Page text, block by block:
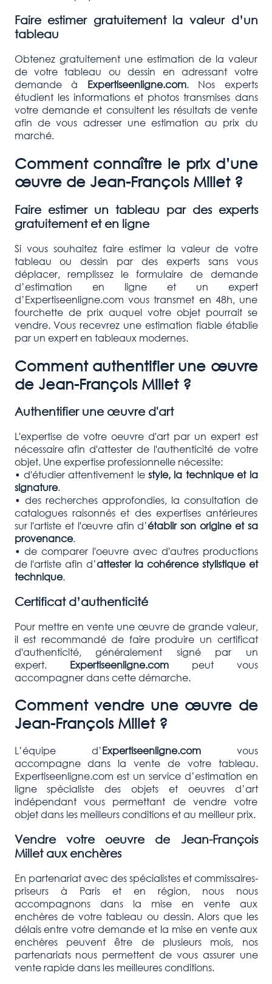
Faire estimer gratuitement la valeur d’un
tableau
Obtenez gratuitement une estimation de la valeur
de votre tableau ou dessin en adressant votre
demande à Expertiseenligne.com. Nos experts
étudient les informations et photos transmises dans
votre demande et consultent les résultats de vente
afin de vous adresser une estimation au prix du
marché.
Comment connaître le prix d’une
œuvre de Jean-François Millet ?
Faire estimer un tableau par des experts
gratuitement et en ligne
Si vous souhaitez faire estimer la valeur de votre
tableau ou dessin par des experts sans vous
déplacer, remplissez le formulaire de demande
d’estimation en ligne et un expert
d’Expertiseenligne.com vous transmet en 48h, une
fourchette de prix auquel votre objet pourrait se
vendre. Vous recevrez une estimation fiable établie
par un expert en tableaux modernes.
Comment authentifier une œuvre
de Jean-François Millet ?
Authentifier une œuvre d'art
L'expertise de votre oeuvre d'art par un expert est
nécessaire afin d'attester de l'authenticité de votre
objet. Une expertise professionnelle nécessite:
• d'étudier attentivement lestyle, la technique et la
signature.
• des recherches approfondies, la consultation de
catalogues raisonnés et des expertises antérieures
sur l'artiste et l'œuvre afin d’établir son origine et sa
provenance.
• de comparer l'oeuvre avec d'autres productions
de l'artiste afin d’attester la cohérence stylistique et
technique.
Certificat d’authenticité
Pour mettre en vente une œuvre de grande valeur,
il est recommandé de faire produire un certificat
d'authenticité, généralement signé par un
expert. Expertiseenligne.compeut vous
accompagner dans cette démarche.
Comment vendre une œuvre de
Jean-François Millet ?
L’équipe d’Expertiseenligne.comvous
accompagne dans la vente de votre tableau.
Expertiseenligne.com est un service d’estimation en
ligne spécialiste des objets et oeuvres d’art
indépendant vous permettant de vendre votre
objet dans les meilleurs conditions et au meilleur prix.
Vendre votre oeuvre de Jean-François
Millet aux enchères
En partenariat avec des spécialistes et commissaires-
priseurs à Paris et en région, nous nous
accompagnons dans la mise en vente aux
enchères de votre tableau ou dessin. Alors que les
délais entre votre demande et la mise en vente aux
enchères peuvent être de plusieurs mois, nos
partenariats nous permettent de vous assurer une
vente rapide dans les meilleures conditions.